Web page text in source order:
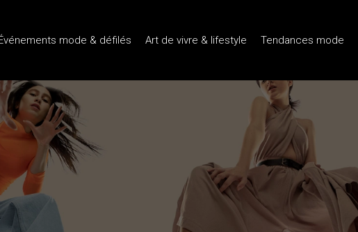
mode & défilés Art de vivre & lifestyle Tendances mode